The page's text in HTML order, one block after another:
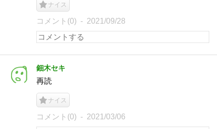
ナイス
コメント(0) 2021/09/28
鈿木セキ
再読
ナイス
コメント(0) 2021/03/06